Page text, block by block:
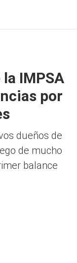
IMPSA
por
dueños de
de mucho
balance